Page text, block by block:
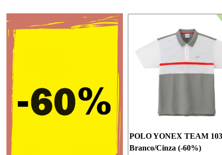
POLO YONEX TEAM
Branco/Cinza (-60%)